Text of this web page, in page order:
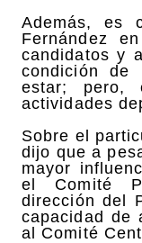
Además, es
Fernández
candidatos y
condición de
estar; pero,
actividades
Sobre el
dijo que a
mayor
el Comité
dirección del
capacidad de
al Comité